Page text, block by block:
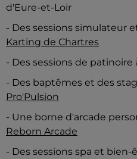
d'Eure-et-Loir
- Des sessions simulateur
Karting de Chartres
- Des sessions de patinoire
- Des baptêmes et des
Pro'Pulsion
- Une borne d'arcade
Reborn Arcade
- Des sessions spa et bien-